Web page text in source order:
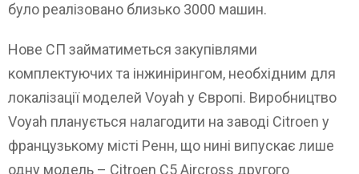
було реалізовано близько 3000 машин.
Нове СП займатиметься закупівлями
комплектуючих та інжинірингом, необхідним для
локалізації моделей Voyah у Європі. Виробництво
Voyah планується налагодити на заводі Citroen у
французькому місті Ренн, що нині випускає лише
одну модель – Citroen C5 Aircross другого